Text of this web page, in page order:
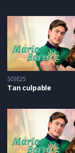
S03E25
Tan culpable